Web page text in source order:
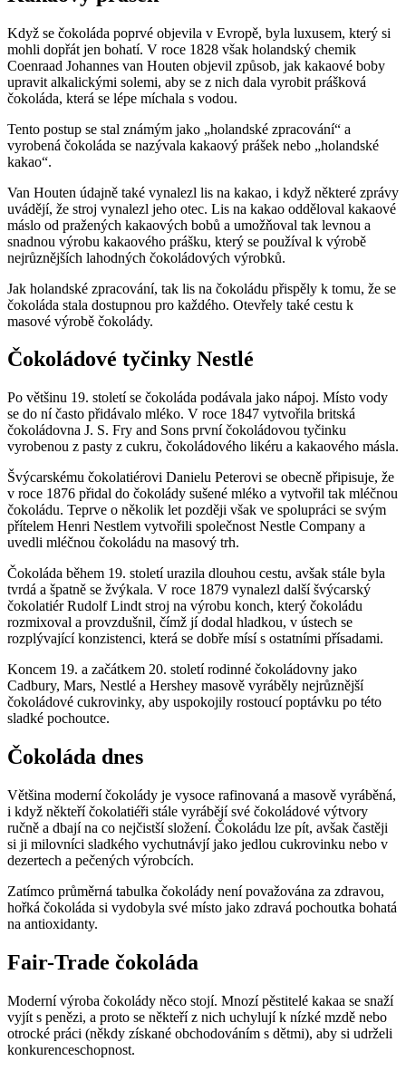
Když se čokoláda poprvé objevila v Evropě, byla luxusem, který si
mohli dopřát jen bohatí. V roce 1828 však holandský chemik
Coenraad Johannes van Houten objevil způsob, jak kakaové boby
upravit alkalickými solemi, aby se z nich dala vyrobit prášková
čokoláda, která se lépe míchala s vodou.
Tento postup se stal známým jako „holandské zpracování“ a
vyrobená čokoláda se nazývala kakaový prášek nebo „holandské
kakao“.
Van Houten údajně také vynalezl lis na kakao, i když některé zprávy
uvádějí, že stroj vynalezl jeho otec. Lis na kakao odděloval kakaové
máslo od pražených kakaových bobů a umožňoval tak levnou a
snadnou výrobu kakaového prášku, který se používal k výrobě
nejrůznějších lahodných čokoládových výrobků.
Jak holandské zpracování, tak lis na čokoládu přispěly k tomu, že se
čokoláda stala dostupnou pro každého. Otevřely také cestu k
masové výrobě čokolády.
Čokoládové tyčinky Nestlé
Po většinu 19. století se čokoláda podávala jako nápoj. Místo vody
se do ní často přidávalo mléko. V roce 1847 vytvořila britská
čokoládovna J. S. Fry and Sons první čokoládovou tyčinku
vyrobenou z pasty z cukru, čokoládového likéru a kakaového másla.
Švýcarskému čokolatiérovi Danielu Peterovi se obecně připisuje, že
v roce 1876 přidal do čokolády sušené mléko a vytvořil tak mléčnou
čokoládu. Teprve o několik let později však ve spolupráci se svým
přítelem Henri Nestlem vytvořili společnost Nestle Company a
uvedli mléčnou čokoládu na masový trh.
Čokoláda během 19. století urazila dlouhou cestu, avšak stále byla
tvrdá a špatně se žvýkala. V roce 1879 vynalezl další švýcarský
čokolatiér Rudolf Lindt stroj na výrobu konch, který čokoládu
rozmixoval a provzdušnil, čímž jí dodal hladkou, v ústech se
rozplývající konzistenci, která se dobře mísí s ostatními přísadami.
Koncem 19. a začátkem 20. století rodinné čokoládovny jako
Cadbury, Mars, Nestlé a Hershey masově vyráběly nejrůznější
čokoládové cukrovinky, aby uspokojily rostoucí poptávku po této
sladké pochoutce.
Čokoláda dnes
Většina moderní čokolády je vysoce rafinovaná a masově vyráběná,
i když někteří čokolatiéři stále vyrábějí své čokoládové výtvory
ručně a dbají na co nejčistší složení. Čokoládu lze pít, avšak častěji
si ji milovníci sladkého vychutnávjí jako jedlou cukrovinku nebo v
dezertech a pečených výrobcích.
Zatímco průměrná tabulka čokolády není považována za zdravou,
hořká čokoláda si vydobyla své místo jako zdravá pochoutka bohatá
na antioxidanty.
Fair-Trade čokoláda
Moderní výroba čokolády něco stojí. Mnozí pěstitelé kakaa se snaží
vyjít s penězi, a proto se někteří z nich uchylují k nízké mzdě nebo
otrocké práci (někdy získané obchodováním s dětmi), aby si udrželi
konkurenceschopnost.